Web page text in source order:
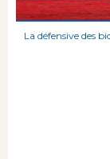
La défensive des